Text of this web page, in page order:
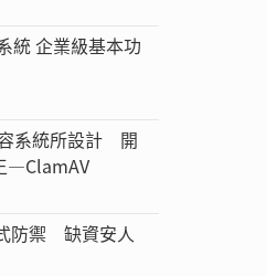
統 企業級基本功
系統所設計 開
—ClamAV
防禦 缺資安人